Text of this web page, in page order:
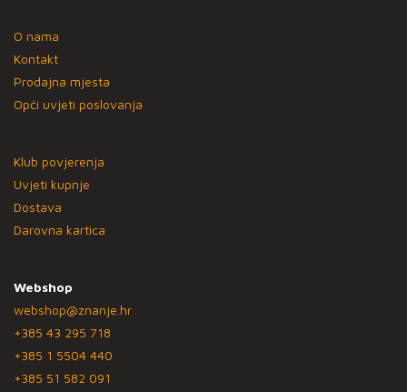
O nama
Kontakt
Prodajna mjesta
Opći uvjeti poslovanja
Klub povjerenja
Uvjeti kupnje
Dostava
Darovna kartica
Webshop
webshop@znanje.hr
+385 43 295 718
+385 1 5504 440
+385 51 582 091